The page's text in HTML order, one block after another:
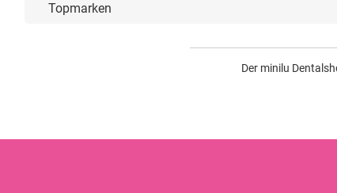
Topmarken
Der minilu